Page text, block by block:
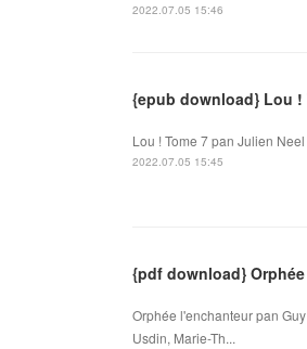
2022.07.05 15:46
{epub download} Lou !
Lou ! Tome 7 pan Julien
2022.07.05 15:45
{pdf download}
Orphée l'enchanteur pan
Usdin, Marie-Th...